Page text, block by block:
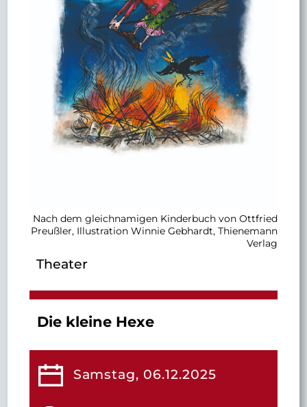
Nach dem gleichnamigen Kinderbuch von Ottfried
Preußler, Illustration Winnie Gebhardt, Thienemann
Verlag
Theater
Die kleine Hexe
Samstag, 06.12.2025